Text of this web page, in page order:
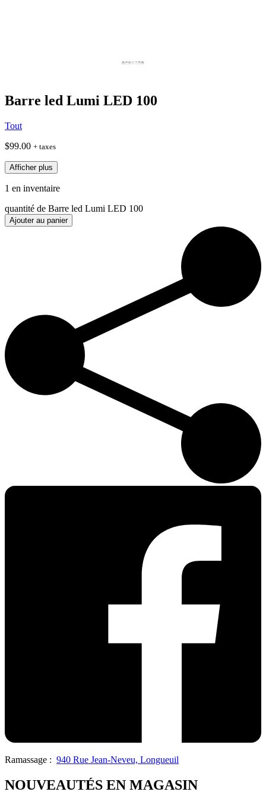
Barre led Lumi LED 100
Tout
$99.00 + taxes
Afficher plus
1 en inventaire
quantité de Barre led Lumi LED 100
Ajouter au panier
Ramassage : 940 Rue Jean-Neveu, Longueuil
NOUVEAUTÉS EN MAGASIN